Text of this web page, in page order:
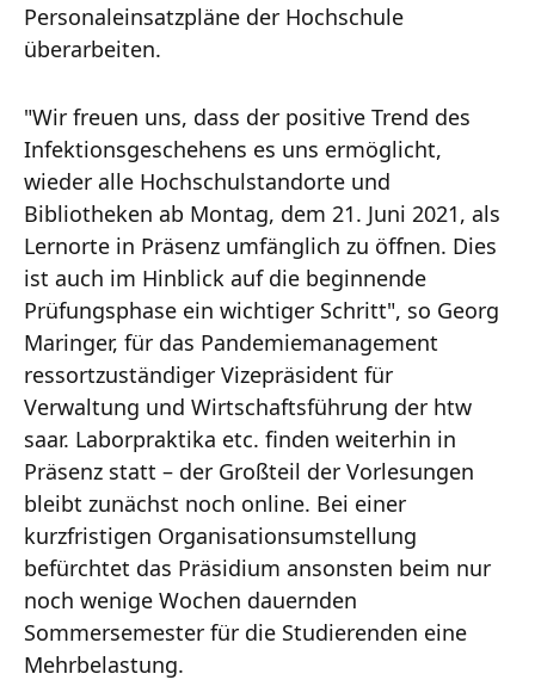
Personaleinsatzpläne der Hochschule
überarbeiten.
"Wir freuen uns, dass der positive Trend des
Infektionsgeschehens es uns ermöglicht,
wieder alle Hochschulstandorte und
Bibliotheken ab Montag, dem 21. Juni 2021, als
Lernorte in Präsenz umfänglich zu öffnen. Dies
ist auch im Hinblick auf die beginnende
Prüfungsphase ein wichtiger Schritt", so Georg
Maringer, für das Pandemiemanagement
ressortzuständiger Vizepräsident für
Verwaltung und Wirtschaftsführung der htw
saar. Laborpraktika etc. finden weiterhin in
Präsenz statt – der Großteil der Vorlesungen
bleibt zunächst noch online. Bei einer
kurzfristigen Organisationsumstellung
befürchtet das Präsidium ansonsten beim nur
noch wenige Wochen dauernden
Sommersemester für die Studierenden eine
Mehrbelastung.